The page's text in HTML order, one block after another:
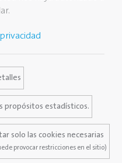
Base de datos de Medios
propósitos estadísticos.
solo las cookies necesarias
provocar restricciones en el sitio)